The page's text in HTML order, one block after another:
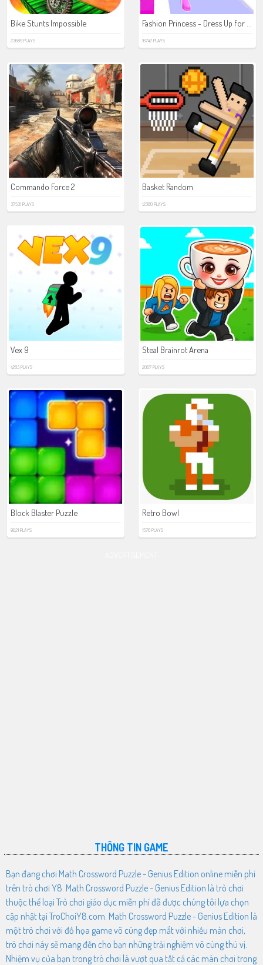
Bike Stunts Impossible
23689 PLAYS
Fashion Princess - Dress Up for Girls
16742 PLAYS
Commando Force 2
37531 PLAYS
Basket Random
12380 PLAYS
Vex 9
4283 PLAYS
Steal Brainrot Arena
2067 PLAYS
Block Blaster Puzzle
9021 PLAYS
Retro Bowl
1576 PLAYS
THÔNG TIN GAME
Bạn đang chơi Math Crossword Puzzle - Genius Edition online miễn phí
trên trò chơi Y8. Math Crossword Puzzle - Genius Edition là trò chơi
thuộc thể loại Trò chơi giáo dục miễn phí đã được chúng tôi lựa chọn
cập nhật tại TroChoiY8.com. Math Crossword Puzzle - Genius Edition là
một trò chơi với đồ họa game vô cùng đẹp mắt với nhiều màn chơi,
trò chơi này sẽ mang đến cho bạn những trải nghiệm vô cùng thú vị.
Nhiệm vụ của bạn trong trò chơi là vượt qua tất cả các màn chơi trong